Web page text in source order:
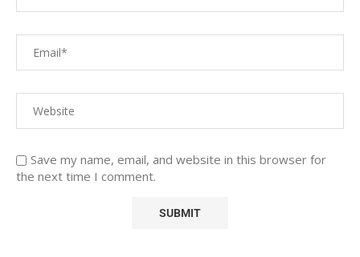
Save my name, email, and website in this browser for
the next time I comment.